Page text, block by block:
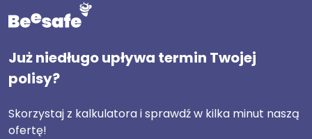
Już niedługo upływa termin Twojej
polisy?
Skorzystaj z kalkulatora i sprawdź w kilka minut naszą
ofertę!